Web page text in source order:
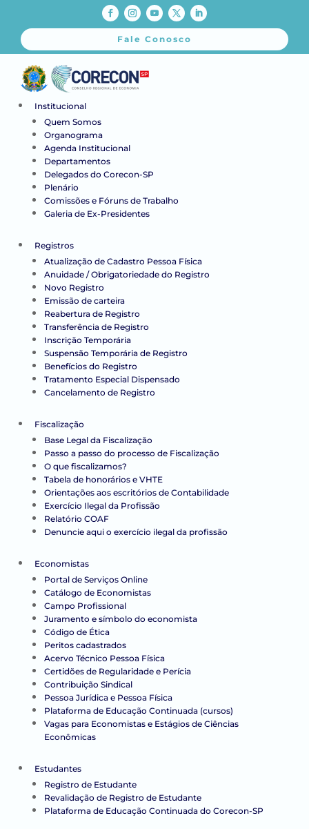
Fale Conosco
Institucional
Quem Somos
Organograma
Agenda Institucional
Departamentos
Delegados do Corecon-SP
Plenário
Comissões e Fóruns de Trabalho
Galeria de Ex-Presidentes
Registros
Atualização de Cadastro Pessoa Física
Anuidade / Obrigatoriedade do Registro
Novo Registro
Emissão de carteira
Reabertura de Registro
Transferência de Registro
Inscrição Temporária
Suspensão Temporária de Registro
Benefícios do Registro
Tratamento Especial Dispensado
Cancelamento de Registro
Fiscalização
Base Legal da Fiscalização
Passo a passo do processo de Fiscalização
O que fiscalizamos?
Tabela de honorários e VHTE
Orientações aos escritórios de Contabilidade
Exercício Ilegal da Profissão
Relatório COAF
Denuncie aqui o exercício ilegal da profissão
Economistas
Portal de Serviços Online
Catálogo de Economistas
Campo Profissional
Juramento e símbolo do economista
Código de Ética
Peritos cadastrados
Acervo Técnico Pessoa Física
Certidões de Regularidade e Perícia
Contribuição Sindical
Pessoa Jurídica e Pessoa Física
Plataforma de Educação Continuada (cursos)
Vagas para Economistas e Estágios de Ciências
Econômicas
Estudantes
Registro de Estudante
Revalidação de Registro de Estudante
Plataforma de Educação Continuada do Corecon-SP